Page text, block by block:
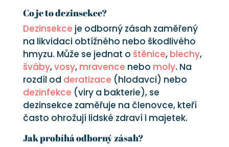
Co je to dezinsekce?
Dezinsekce je odborný zásah zaměřený
na likvidaci obtížného nebo škodlivého
hmyzu. Může se jednat o štěnice, blechy,
šváby,vosy, mravence nebo moly. Na
rozdíl od deratizace (hlodavci) nebo
dezinfekce (viry a bakterie), se
dezinsekce zaměřuje na členovce, kteří
často ohrožují lidské zdraví i majetek.
Jak probíhá odborný zásah?